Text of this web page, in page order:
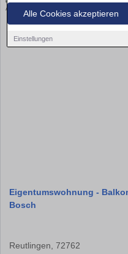
Alle Cookies akzeptieren
Einstellungen
Eigentumswohnung -
Bosch
Reutlingen, 72762